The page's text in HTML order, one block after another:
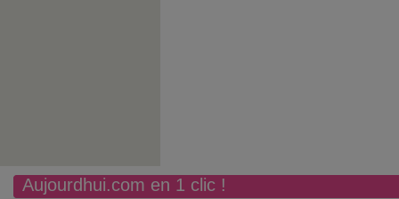
Aujourdhui.com en 1 clic !